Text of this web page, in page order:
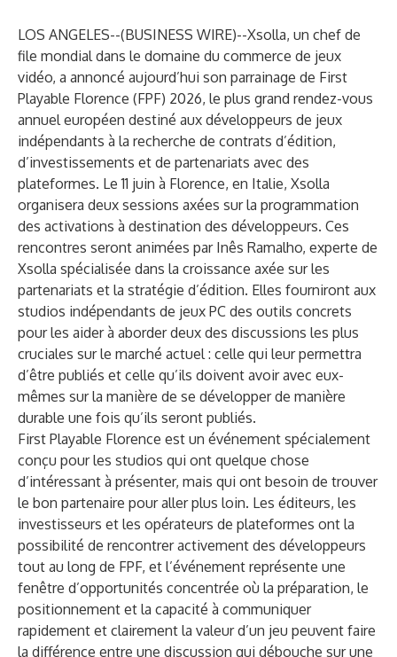
LOS ANGELES--(BUSINESS WIRE)--Xsolla, un chef de
file mondial dans le domaine du commerce de jeux
vidéo, a annoncé aujourd’hui son parrainage de First
Playable Florence (FPF) 2026, le plus grand rendez-vous
annuel européen destiné aux développeurs de jeux
indépendants à la recherche de contrats d’édition,
d’investissements et de partenariats avec des
plateformes. Le 11 juin à Florence, en Italie, Xsolla
organisera deux sessions axées sur la programmation
des activations à destination des développeurs. Ces
rencontres seront animées par Inês Ramalho, experte de
Xsolla spécialisée dans la croissance axée sur les
partenariats et la stratégie d’édition. Elles fourniront aux
studios indépendants de jeux PC des outils concrets
pour les aider à aborder deux des discussions les plus
cruciales sur le marché actuel : celle qui leur permettra
d’être publiés et celle qu’ils doivent avoir avec eux-
mêmes sur la manière de se développer de manière
durable une fois qu’ils seront publiés.
First Playable Florence est un événement spécialement
conçu pour les studios qui ont quelque chose
d’intéressant à présenter, mais qui ont besoin de trouver
le bon partenaire pour aller plus loin. Les éditeurs, les
investisseurs et les opérateurs de plateformes ont la
possibilité de rencontrer activement des développeurs
tout au long de FPF, et l’événement représente une
fenêtre d’opportunités concentrée où la préparation, le
positionnement et la capacité à communiquer
rapidement et clairement la valeur d’un jeu peuvent faire
la différence entre une discussion qui débouche sur une